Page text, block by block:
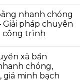
nhanh chóng
Giải pháp chuyên
công trình
xà bần
chóng,
minh bạch